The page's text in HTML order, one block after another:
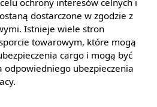
dostarczone w zgodzie z
Istnieje wiele stron
towarowym, które mogą
cargo i mogą być
ubezpieczenia